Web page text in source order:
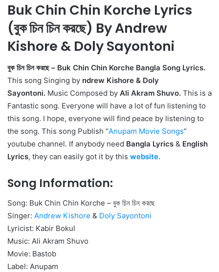
Buk Chin Chin Korche Lyrics
(বুক চিন চিন করছে) By Andrew
Kishore & Doly Sayontoni
বুক চিন চিন করছে – Buk Chin Chin Korche Bangla Song Lyrics.
This song Singing by ndrew Kishore & Doly
Sayontoni. Music Composed by Ali Akram Shuvo. This is a
Fantastic song. Everyone will have a lot of fun listening to
this song. I hope, everyone will find peace by listening to
the song. This song Publish “Anupam Movie Songs”
youtube channel. If anybody need Bangla Lyrics & English
Lyrics, they can easily got it by this website.
Song Information:
Song: Buk Chin Chin Korche – বুক চিন চিন করছে
Singer: Andrew Kishore & Doly Sayontoni
Lyricist: Kabir Bokul
Music: Ali Akram Shuvo
Movie: Bastob
Label: Anupam